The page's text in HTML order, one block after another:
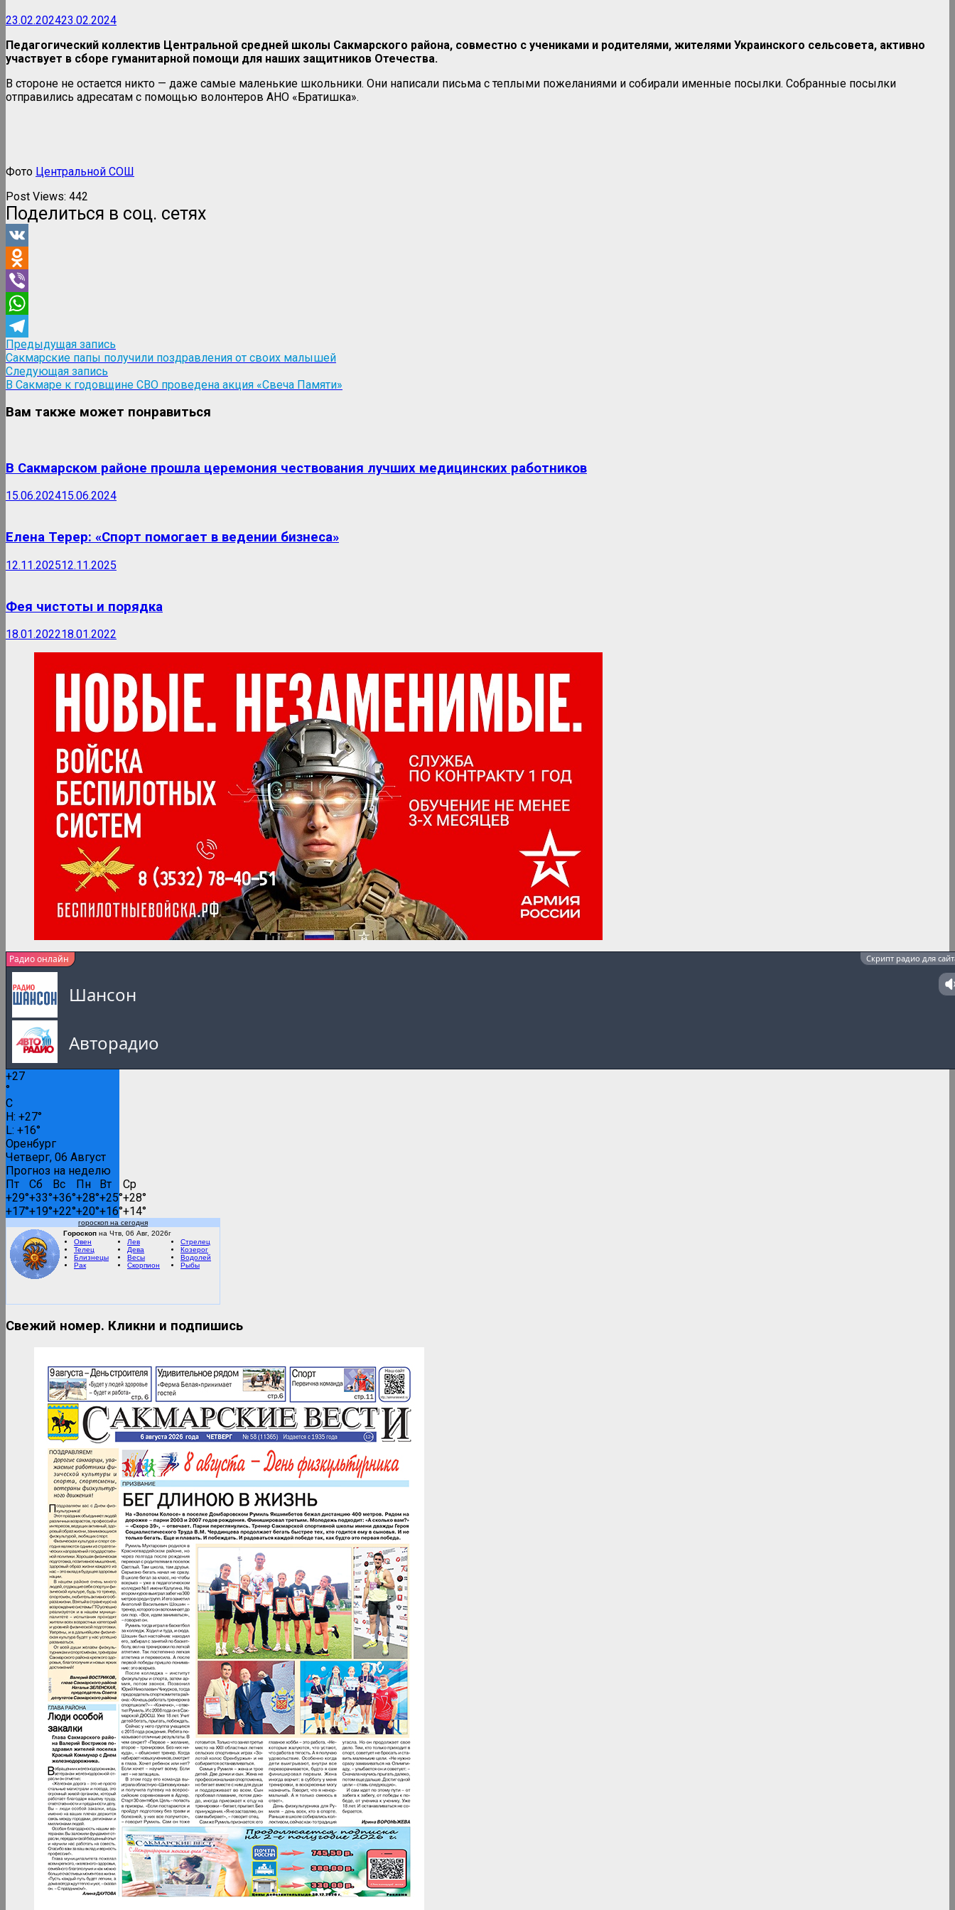
23.02.202423.02.2024
Педагогический коллектив Центральной средней школы Сакмарского района, совместно с учениками и родителями, жителями Украинского сельсовета, активно
участвует в сборе гуманитарной помощи для наших защитников Отечества.
В стороне не остается никто — даже самые маленькие школьники. Они написали письма с теплыми пожеланиями и собирали именные посылки. Собранные посылки
отправились адресатам с помощью волонтеров АНО «Братишка».
Фото Центральной СОШ
Post Views: 442
Поделиться в соц. сетях
VK
Odnoklassniki
Viber
WhatsApp
Telegram
Навигация
по
записям
Предыдущая запись
запись:
Сакмарские папы получили поздравления от своих малышей
Следующая запись
запись:
В Сакмаре к годовщине СВО проведена акция «Свеча Памяти»
Вам также может понравиться
В Сакмарском районе прошла церемония чествования лучших медицинских работников
15.06.202415.06.2024
Елена Терер: «Спорт помогает в ведении бизнеса»
12.11.202512.11.2025
Фея чистоты и порядка
18.01.202218.01.2022
Радио онлайн Скрипт радио для
Шансон
Авторадио
Вести FM
RMC Lounge
Дискотека 80-90
+27
°
C
H: +27°
L: +16°
Оренбург
Четверг, 06 Август
Прогноз на неделю
Пт
Сб Вс Пн Вт
Ср
+29°+33°+36°+28°+25°+28°
+17°+19°+22°+20°+16°+14°
Гороскоп на Чтв, 06 Авг, 2026г
гороскоп на сегодня
Овен
Телец
Близнецы
Рак
Лев
Дева
Весы
Скорпион
Стрелец
Козерог
Водолей
Рыбы
Свежий номер. Кликни и подпишись